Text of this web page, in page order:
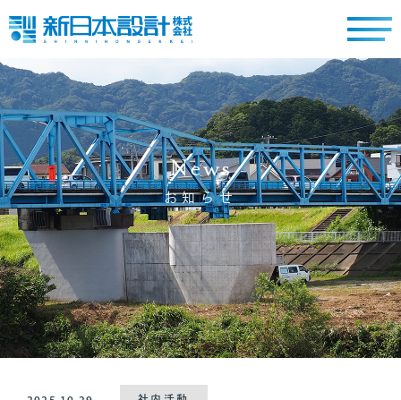
News
お知らせ